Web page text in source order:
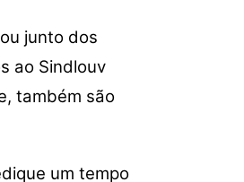
junto dos
ao Sindlouv
também são
um tempo